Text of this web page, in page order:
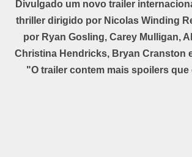
Divulgado um novo trailer
thriller dirigido por Nicolas Winding
por Ryan Gosling, Carey Mulligan,
Christina Hendricks, Bryan Cranston
"O trailer contem mais spoilers